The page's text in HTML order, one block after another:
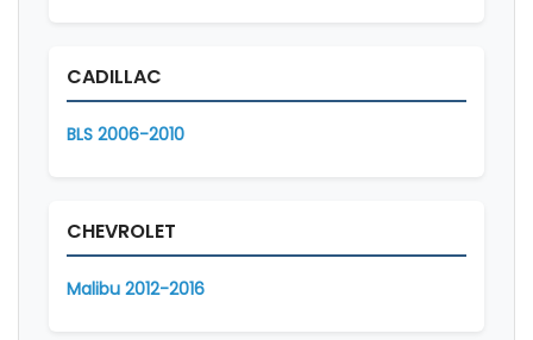
CADILLAC
BLS 2006-2010
CHEVROLET
Malibu 2012-2016